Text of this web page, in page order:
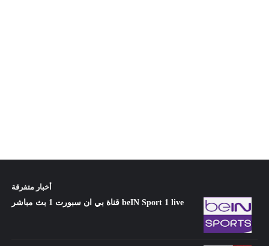
أخبار متفرقة
قناة بي ان سبورت 1 بث مباشر beIN Sport 1 live